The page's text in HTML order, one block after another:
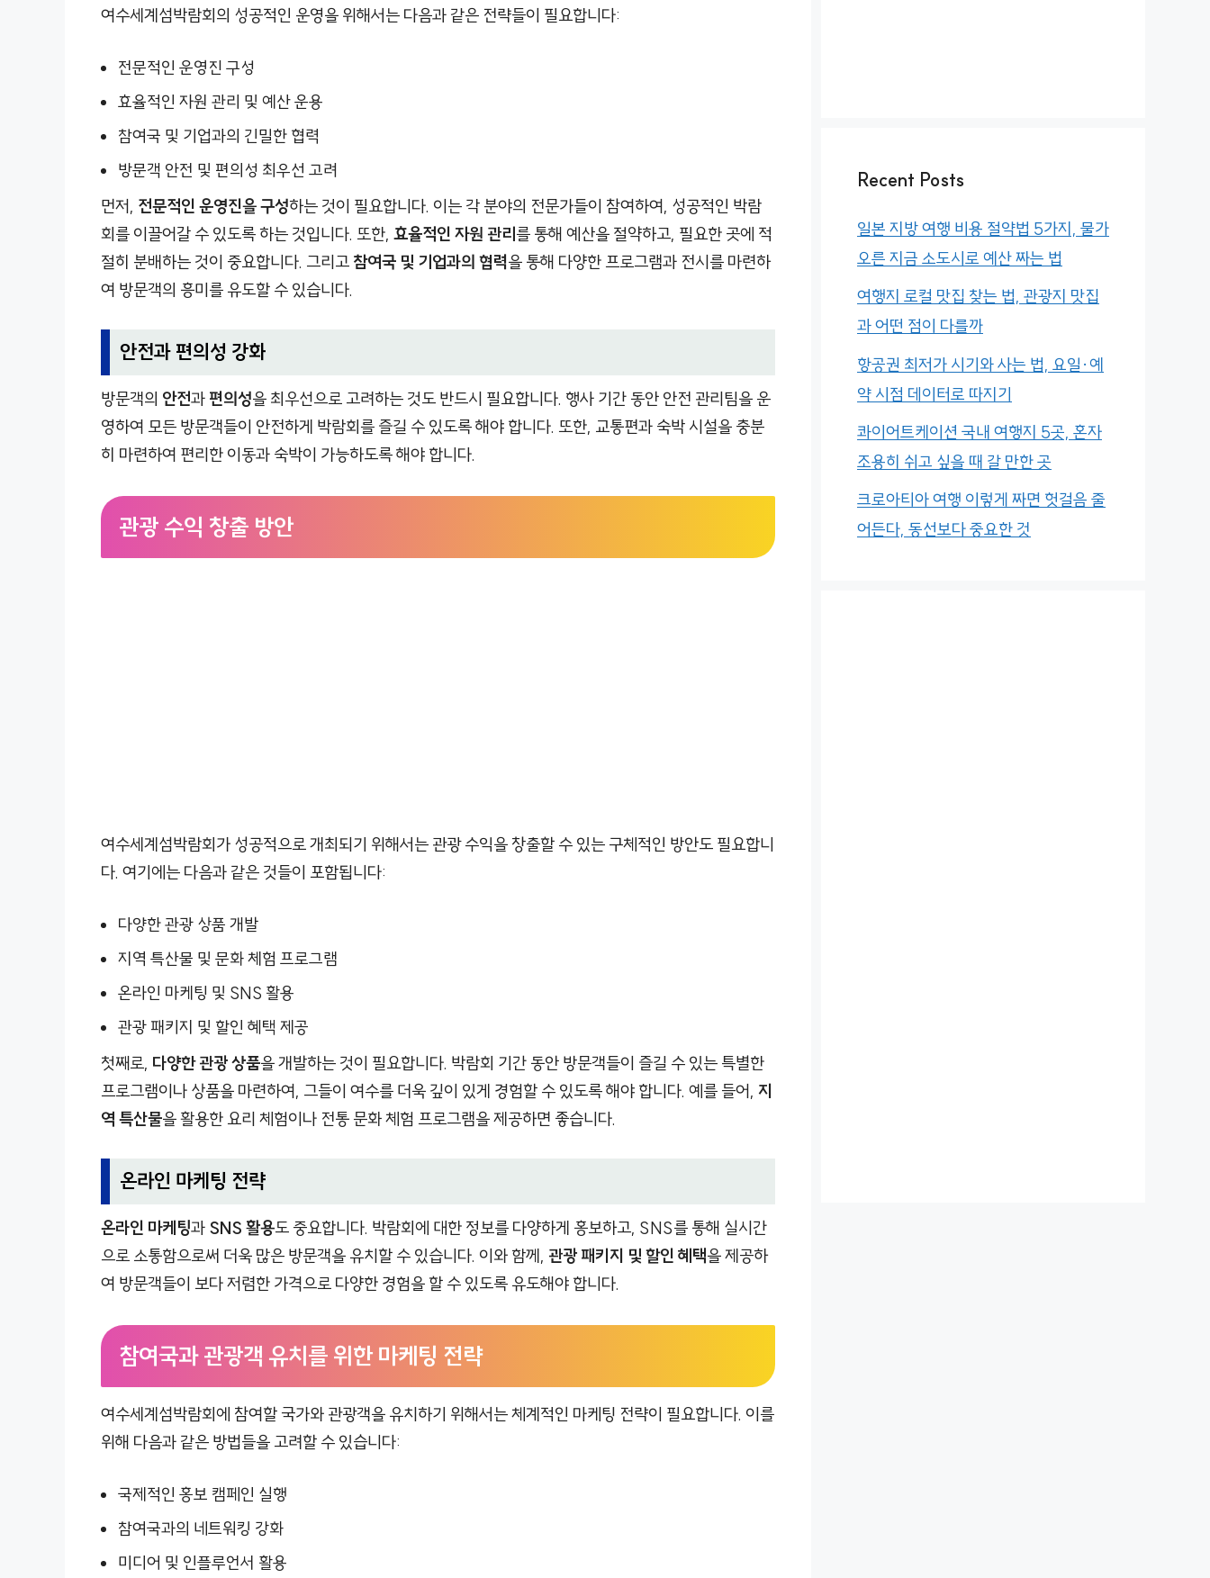
여수세계섬박람회의 성공적인 운영을 위해서는 다음과 같은 전략들이 필요합니다:
전문적인 운영진 구성
효율적인 자원 관리 및 예산 운용
참여국 및 기업과의 긴밀한 협력
방문객 안전 및 편의성 최우선 고려
먼저, 전문적인 운영진을 구성하는 것이 필요합니다. 이는 각 분야의 전문가들이 참여하여, 성공적인 박람
회를 이끌어갈 수 있도록 하는 것입니다. 또한, 효율적인 자원 관리를 통해 예산을 절약하고, 필요한 곳에 적
절히 분배하는 것이 중요합니다. 그리고 참여국 및 기업과의 협력을 통해 다양한 프로그램과 전시를 마련하
여 방문객의 흥미를 유도할 수 있습니다.
안전과 편의성 강화
방문객의 안전과 편의성을 최우선으로 고려하는 것도 반드시 필요합니다. 행사 기간 동안 안전 관리팀을 운
영하여 모든 방문객들이 안전하게 박람회를 즐길 수 있도록 해야 합니다. 또한, 교통편과 숙박 시설을 충분
히 마련하여 편리한 이동과 숙박이 가능하도록 해야 합니다.
관광 수익 창출 방안
여수세계섬박람회가 성공적으로 개최되기 위해서는 관광 수익을 창출할 수 있는 구체적인 방안도 필요합니
다. 여기에는 다음과 같은 것들이 포함됩니다:
다양한 관광 상품 개발
지역 특산물 및 문화 체험 프로그램
온라인 마케팅 및 SNS 활용
관광 패키지 및 할인 혜택 제공
첫째로, 다양한 관광 상품을 개발하는 것이 필요합니다. 박람회 기간 동안 방문객들이 즐길 수 있는 특별한
프로그램이나 상품을 마련하여, 그들이 여수를 더욱 깊이 있게 경험할 수 있도록 해야 합니다. 예를 들어, 지
역 특산물을 활용한 요리 체험이나 전통 문화 체험 프로그램을 제공하면 좋습니다.
온라인 마케팅 전략
온라인 마케팅과 SNS 활용도 중요합니다. 박람회에 대한 정보를 다양하게 홍보하고, SNS를 통해 실시간
으로 소통함으로써 더욱 많은 방문객을 유치할 수 있습니다. 이와 함께, 관광 패키지 및 할인 혜택을 제공하
여 방문객들이 보다 저렴한 가격으로 다양한 경험을 할 수 있도록 유도해야 합니다.
참여국과 관광객 유치를 위한 마케팅 전략
여수세계섬박람회에 참여할 국가와 관광객을 유치하기 위해서는 체계적인 마케팅 전략이 필요합니다. 이를
위해 다음과 같은 방법들을 고려할 수 있습니다:
국제적인 홍보 캠페인 실행
참여국과의 네트워킹 강화
미디어 및 인플루언서 활용
Recent Posts
일본 지방 여행 비용 절약법 5가지, 물가
오른 지금 소도시로 예산 짜는 법
여행지 로컬 맛집 찾는 법, 관광지 맛집
과 어떤 점이 다를까
항공권 최저가 시기와 사는 법, 요일·예
약 시점 데이터로 따지기
콰이어트케이션 국내 여행지 5곳, 혼자
조용히 쉬고 싶을 때 갈 만한 곳
크로아티아 여행 이렇게 짜면 헛걸음 줄
어든다, 동선보다 중요한 것